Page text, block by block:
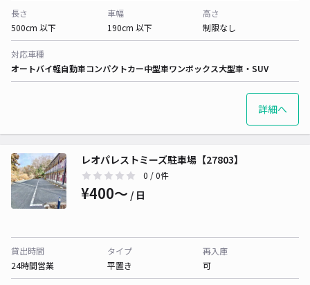
長さ
500cm 以下
車幅
190cm 以下
高さ
制限なし
対応車種
オートバイ軽自動車コンパクトカー中型車ワンボックス大型車・SUV
詳細へ
レオパレストミーズ駐車場【27803】
0 / 0件
¥400〜 / 日
貸出時間
24時間営業
タイプ
平置き
再入庫
可